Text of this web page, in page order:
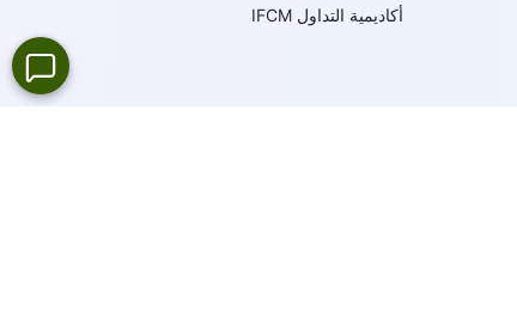
أكاديمية التداول IFCM